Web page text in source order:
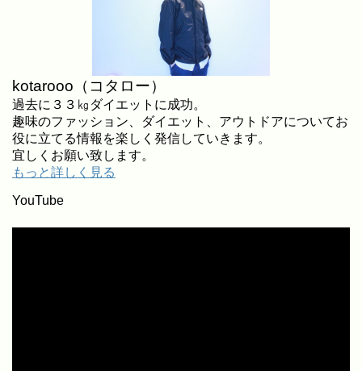
kotarooo（コタロー）
過去に３３㎏ダイエットに成功。
趣味のファッション、ダイエット、アウトドアについてお
役に立てる情報を楽しく発信していきます。
宜しくお願い致します。
もっと詳しく見る
YouTube